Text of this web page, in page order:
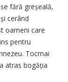
fără greșeală,
cerând
oameni care
pentru
Tocmai
atras bogăția